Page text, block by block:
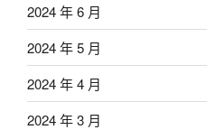
2024 年 6 月
2024 年 5 月
2024 年 4 月
2024 年 3 月